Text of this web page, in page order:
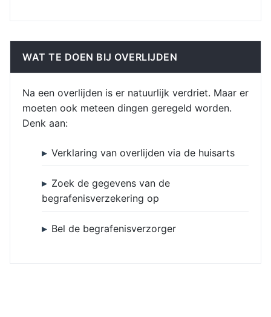
WAT TE DOEN BIJ OVERLIJDEN
Na een overlijden is er natuurlijk verdriet. Maar er
moeten ook meteen dingen geregeld worden.
Denk aan:
Verklaring van overlijden via de huisarts
Zoek de gegevens van de
begrafenisverzekering op
Bel de begrafenisverzorger